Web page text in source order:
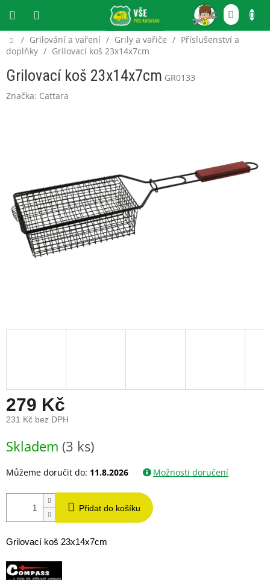
obsah
CZK
Domů
/ Grilování a vaření / Grily a vařiče / Příslušenství a
doplňky / Grilovací koš 23x14x7cm
Grilovací koš 23x14x7cm GR0133
Značka: Cattara
279 Kč
231 Kč bez DPH
cena:
Skladem (3 ks)
Můžeme doručit do: 11.8.2026 Možnosti doručení
Přidat do košíku
Grilovací koš 23x14x7cm